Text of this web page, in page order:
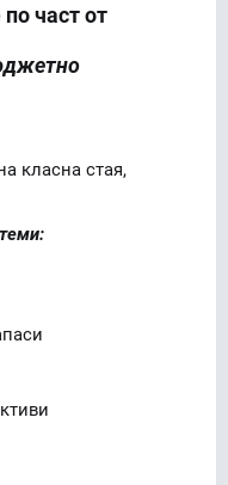
част от
класна стая,